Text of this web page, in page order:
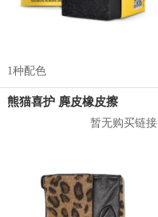
1种配色
熊猫喜护 麂皮橡皮擦
暂无购买链接